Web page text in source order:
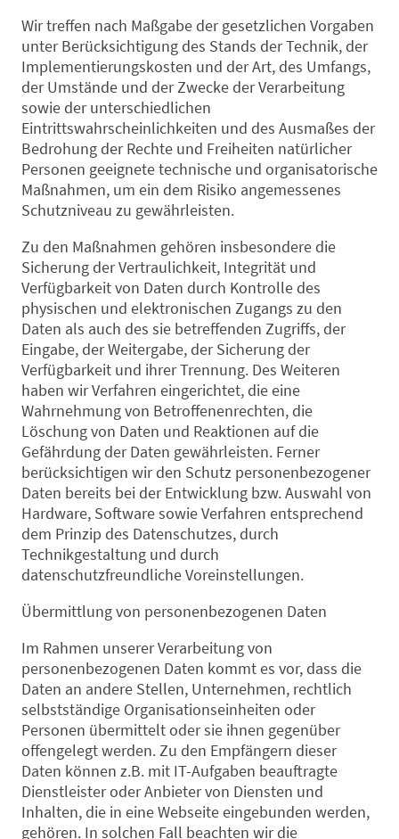
Wir treffen nach Maßgabe der gesetzlichen Vorgaben
unter Berücksichtigung des Stands der Technik, der
Implementierungskosten und der Art, des Umfangs,
der Umstände und der Zwecke der Verarbeitung
sowie der unterschiedlichen
Eintrittswahrscheinlichkeiten und des Ausmaßes der
Bedrohung der Rechte und Freiheiten natürlicher
Personen geeignete technische und organisatorische
Maßnahmen, um ein dem Risiko angemessenes
Schutzniveau zu gewährleisten.
Zu den Maßnahmen gehören insbesondere die
Sicherung der Vertraulichkeit, Integrität und
Verfügbarkeit von Daten durch Kontrolle des
physischen und elektronischen Zugangs zu den
Daten als auch des sie betreffenden Zugriffs, der
Eingabe, der Weitergabe, der Sicherung der
Verfügbarkeit und ihrer Trennung. Des Weiteren
haben wir Verfahren eingerichtet, die eine
Wahrnehmung von Betroffenenrechten, die
Löschung von Daten und Reaktionen auf die
Gefährdung der Daten gewährleisten. Ferner
berücksichtigen wir den Schutz personenbezogener
Daten bereits bei der Entwicklung bzw. Auswahl von
Hardware, Software sowie Verfahren entsprechend
dem Prinzip des Datenschutzes, durch
Technikgestaltung und durch
datenschutzfreundliche Voreinstellungen.
Übermittlung von personenbezogenen Daten
Im Rahmen unserer Verarbeitung von
personenbezogenen Daten kommt es vor, dass die
Daten an andere Stellen, Unternehmen, rechtlich
selbstständige Organisationseinheiten oder
Personen übermittelt oder sie ihnen gegenüber
offengelegt werden. Zu den Empfängern dieser
Daten können z.B. mit IT-Aufgaben beauftragte
Dienstleister oder Anbieter von Diensten und
Inhalten, die in eine Webseite eingebunden werden,
gehören. In solchen Fall beachten wir die